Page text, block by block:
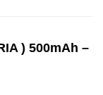
) 500mAh –